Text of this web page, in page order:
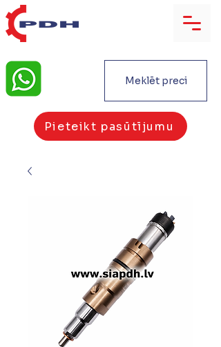
Meklēt preci
Pieteikt pasūtījumu